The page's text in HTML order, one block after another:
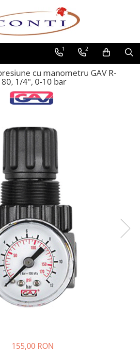
si accesorii
lant
accesorii
resturi
1 2
cu manometru GAV R-
1/4", 0-10 bar
155,00 RON